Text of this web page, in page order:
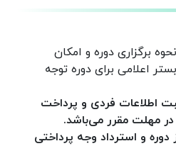
برگزاری دوره و امکان
اعلامی برای دوره توجه
اطلاعات فردی و پرداخت
مهلت مقرر می‌باشد.
و استرداد وجه پرداختی